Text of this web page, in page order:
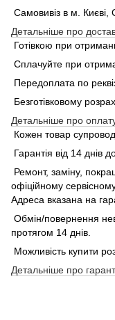
Самовивіз в м.
Детальніше про
Готівкою при
Сплачуйте при
Передоплата по
Безготівковому
Детальніше про
Кожен товар
Гарантія від 14 днів
Ремонт, заміну,
офіційному
Адреса вказана на
Обмін/повернення
протягом 14 днів.
Можливість купити
Детальніше про